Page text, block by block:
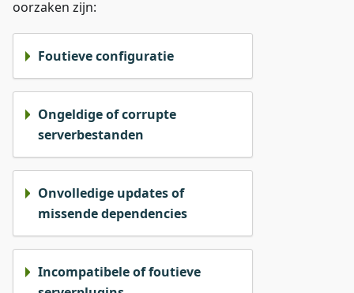
oorzaken zijn:
Foutieve configuratie
Ongeldige of corrupte
serverbestanden
Onvolledige updates of
missende dependencies
Incompatibele of foutieve